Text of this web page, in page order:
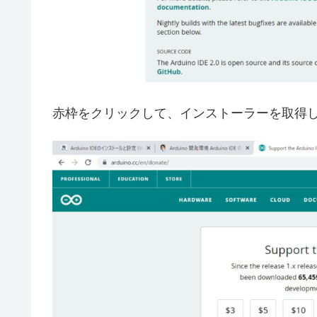
赤枠をクリックして、インストーラーを取得